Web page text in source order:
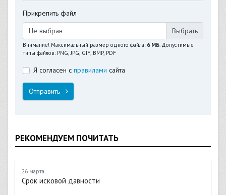
Прикрепить файл
Не выбран
Внимание! Максимальный размер одного файла: 6 МБ. Допустимые
типы файлов: PNG, JPG, GIF, BMP, PDF
Я согласен с правилами сайта
Отправить
РЕКОМЕНДУЕМ ПОЧИТАТЬ
26 марта
Срок исковой давности